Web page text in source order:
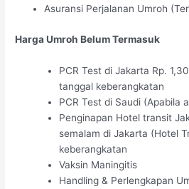
Asuransi Perjalanan Umroh
Harga Umroh Belum Termasuk
PCR Test di Jakarta Rp.
tanggal keberangkatan
PCR Test di Saudi (Apabila
Penginapan Hotel transit
semalam di Jakarta (Hotel
keberangkatan
Vaksin Maningitis
Handling & Perlengkapan